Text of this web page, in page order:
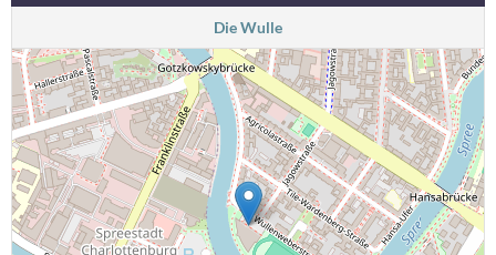
Die Wulle